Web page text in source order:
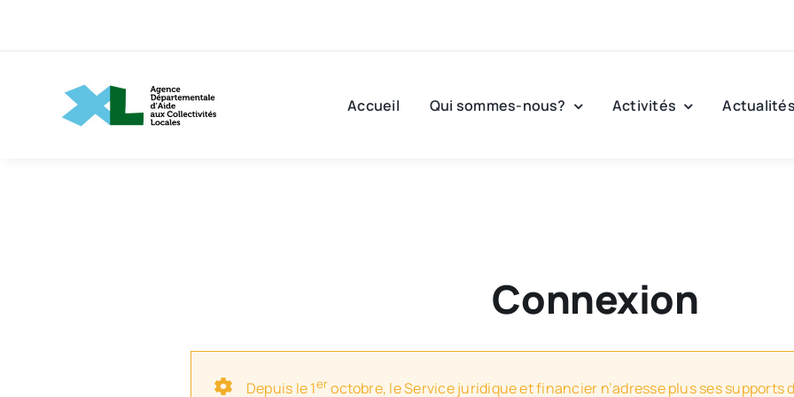
Accueil Qui sommes-nous? Activités
Connexion
Depuis le 1eroctobre, le Service juridique et financier n’adresse plus ses supports